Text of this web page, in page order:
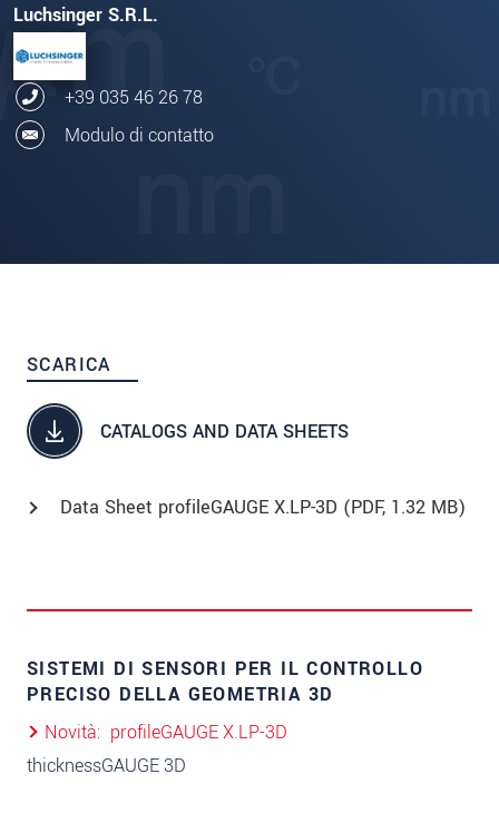
Luchsinger S.R.L.
+39 035 46 26 78
Modulo di contatto
SCARICA
CATALOGS AND DATA SHEETS
Data Sheet profileGAUGE X.LP-3D (PDF, 1.32 MB)
SISTEMI DI SENSORI PER IL CONTROLLO
PRECISO DELLA GEOMETRIA 3D
Novità
profileGAUGE X.LP-3D
thicknessGAUGE 3D